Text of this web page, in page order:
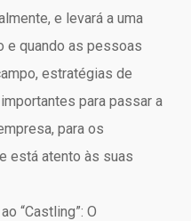
e levará a uma
e quando as pessoas
estratégias de
para passar a
para os
está atento às suas
“Castling”: O